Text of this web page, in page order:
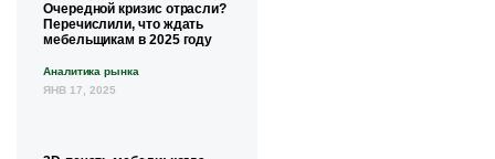
Очередной кризис отрасли?
Перечислили, что ждать
мебельщикам в 2025 году
Аналитика рынка
ЯНВ 17, 2025